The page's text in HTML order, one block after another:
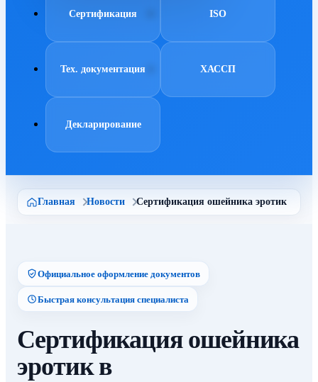
Сертификация ISO
Тех. документация ХАССП
Декларирование
Главная Новости Сертификация ошейника эротик
Официальное оформление документов
Быстрая консультация специалиста
Сертификация ошейника
эротик в